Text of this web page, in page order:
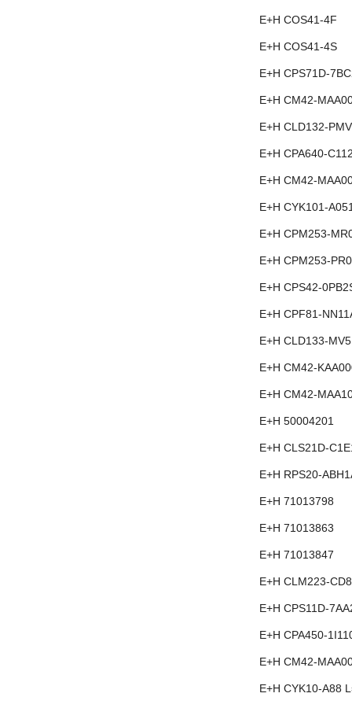
E+H COS41-4F
E+H COS41-4S
E+H CPS71D-
E+H CM42-
E+H CLD132-
E+H CPA640-
E+H CM42-
E+H CYK101-
E+H CPM253-
E+H CPM253-
E+H CPS42-
E+H CPF81-
E+H CLD133-
E+H CM42-
E+H CM42-
E+H 50004201
E+H CLS21D-
E+H RPS20-
E+H 71013798
E+H 71013863
E+H 71013847
E+H CLM223-
E+H CPS11D-
E+H CPA450-
E+H CM42-
E+H CYK10-A88